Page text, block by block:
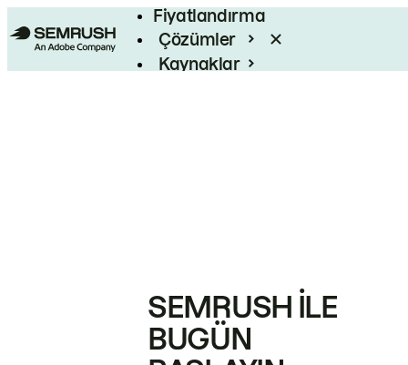
Fiyatlandırma
Çözümler
Kaynaklar
SEMRUSH ILE
BUGÜN